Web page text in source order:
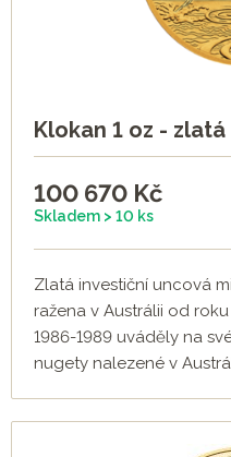
Klokan 1 oz -
100 670 Kč
Skladem > 10 ks
Zlatá investiční uncová
ražena v Austrálii od
1986-1989 uváděly na
nugety nalezené v